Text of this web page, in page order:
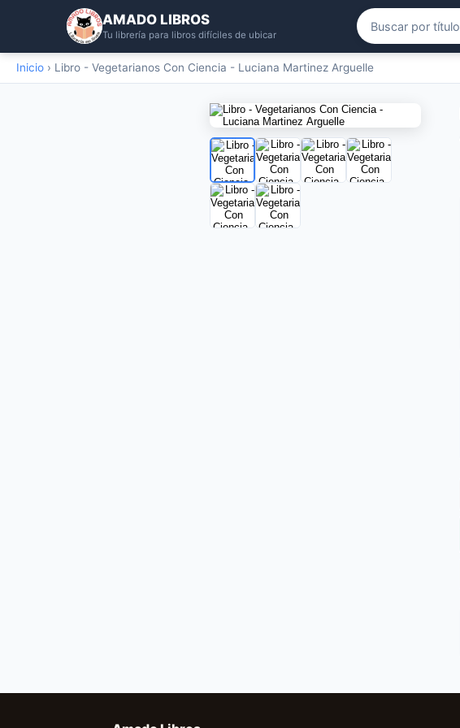
AMADO LIBROS
Tu librería para libros difíciles de ubicar
Inicio › Libro - Vegetarianos Con Ciencia - Luciana Martinez Arguelle